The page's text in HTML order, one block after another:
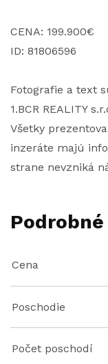
CENA: 199.900€
ID: 81806596
Fotografie a text
1.BCR REALITY
Všetky
inzeráte majú
strane nevzniká
Cena
Poschodie
Počet poschodí